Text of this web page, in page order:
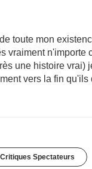
toute mon
vraiment n'importe
une histoire vrai)
vers la fin
Spectateurs